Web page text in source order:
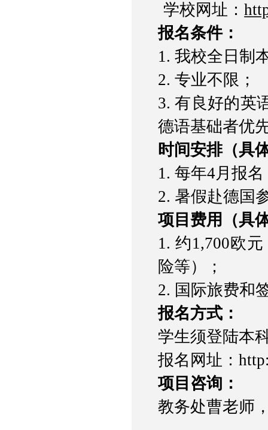
学校网址：
报名条件：
1. 我校全日制
2. 专业不限；
3.有良好的英
德语基础者优
时间安排（具
1. 每年4月报名
2. 暑假赴德国
项目费用（具
1.约1,700欧
险等）；
2. 国际旅费和
报名方式：
学生须登陆本
报名网址：
项目咨询：
教务处曹老师